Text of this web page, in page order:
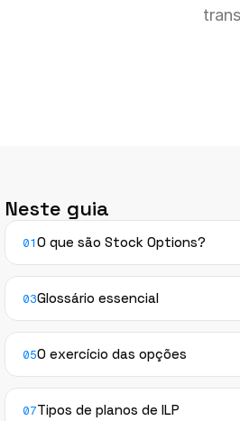
Neste guia
01 O que são Stock Options?
03Glossário essencial
05O exercício das opções
07Tipos de planos de ILP